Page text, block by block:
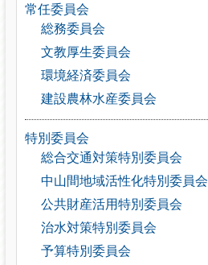
常任委員会
総務委員会
文教厚生委員会
環境経済委員会
建設農林水産委員会
特別委員会
総合交通対策特別委員会
中山間地域活性化特別委員会
公共財産活用特別委員会
治水対策特別委員会
予算特別委員会